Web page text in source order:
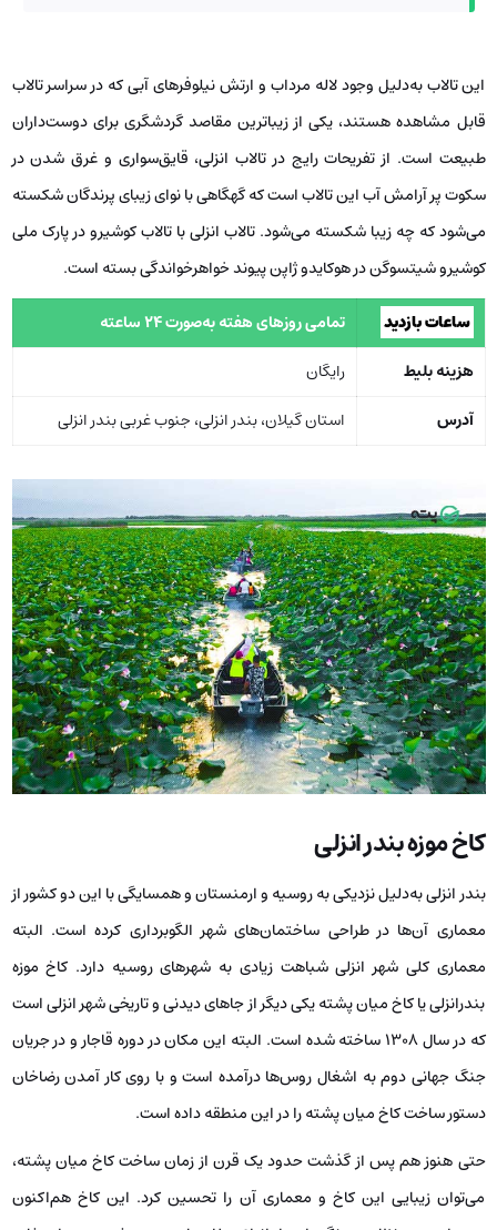
این تالاب به‌دلیل وجود لاله مرداب و ارتش نیلوفرهای آبی که در سراسر تالاب
قابل مشاهده هستند، یکی از زیباترین مقاصد گردشگری برای دوست‌داران
طبیعت است. از تفریحات رایج در تالاب انزلی، قایق‌سواری و غرق شدن در
سکوت پر آرامش آب این تالاب است که گهگاهی با نوای زیبای پرندگان شکسته
می‌شود که چه زیبا شکسته می‌شود. تالاب انزلی با تالاب کوشیرو در پارک ملی
کوشیرو شیتسوگن در هوکایدو ژاپن پیوند خواهرخواندگی بسته است.
ساعات بازدید
تمامی روزهای هفته به‌صورت 24 ساعته
هزینه بلیط
رایگان
آدرس
استان گیلان، بندر انزلی، جنوب غربی بندر انزلی
کاخ موزه بندر انزلی
بندر انزلی به‌دلیل نزدیکی به روسیه و ارمنستان و همسایگی با این دو کشور از
معماری آن‌ها در طراحی ساختمان‌های شهر الگوبرداری کرده است. البته
معماری کلی شهر انزلی شباهت زیادی به شهرهای روسیه دارد. کاخ موزه
بندرانزلی یا کاخ میان پشته یکی دیگر از جاهای دیدنی و تاریخی شهر انزلی است
که در سال 1308 ساخته شده است. البته این مکان در دوره قاجار و در جریان
جنگ جهانی دوم به اشغال روس‌ها درآمده است و با روی کار آمدن رضاخان
دستور ساخت کاخ میان پشته را در این منطقه داده است.
حتی هنوز هم پس از گذشت حدود یک قرن از زمان ساخت کاخ میان پشته،
می‌توان زیبایی این کاخ و معماری آن را تحسین کرد. این کاخ هم‌اکنون